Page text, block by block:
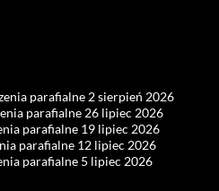
parafialne 2 sierpień 2026
parafialne 26 lipiec 2026
parafialne 19 lipiec 2026
parafialne 12 lipiec 2026
parafialne 5 lipiec 2026